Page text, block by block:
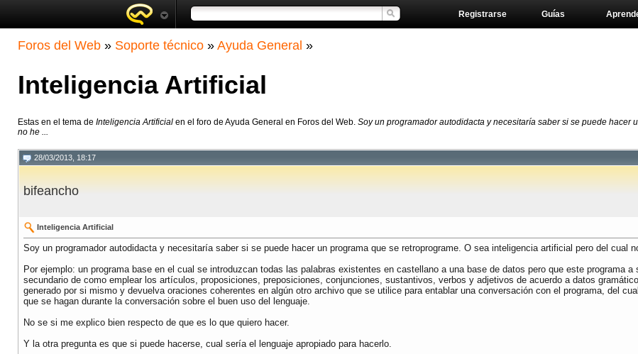
Guías
Registrarse
Foros del Web » Soporte técnico » Ayuda General »
Inteligencia Artificial
Estas en el tema de Inteligencia Artificial en el foro de Ayuda General en Foros del Web. Soy un programador autodidacta y necesitaría saber si se puede
no he ...
28/03/2013, 18:17
bifeancho
Inteligencia Artificial
Soy un programador autodidacta y necesitaría saber si se puede hacer un programa que se retroprograme. O sea inteligencia artificial pero del cual
Por ejemplo: un programa base en el cual se introduzcan todas las palabras existentes en castellano a una base de datos pero que este programa
secundario de como emplear los artículos, proposiciones, preposiciones, conjunciones, sustantivos, verbos y adjetivos de acuerdo a datos
generado por si mismo y devuelva oraciones coherentes en algún otro archivo que se utilice para entablar una conversación con el programa, del
que se hagan durante la conversación sobre el buen uso del lenguaje.
No se si me explico bien respecto de que es lo que quiero hacer.
Y la otra pregunta es que si puede hacerse, cual sería el lenguaje apropiado para hacerlo.